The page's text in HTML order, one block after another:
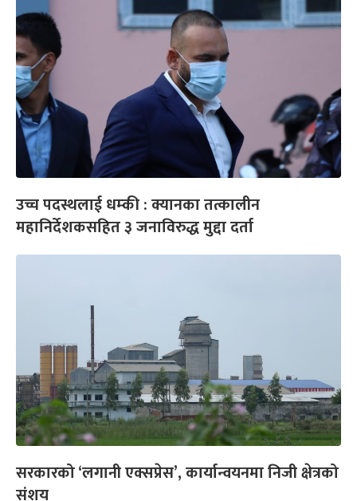
उच्च पदस्थलाई धम्की : क्यानका तत्कालीन
महानिर्देशकसहित ३ जनाविरुद्ध मुद्दा दर्ता
सरकारको ‘लगानी एक्सप्रेस’, कार्यान्वयनमा निजी क्षेत्रको
संशय